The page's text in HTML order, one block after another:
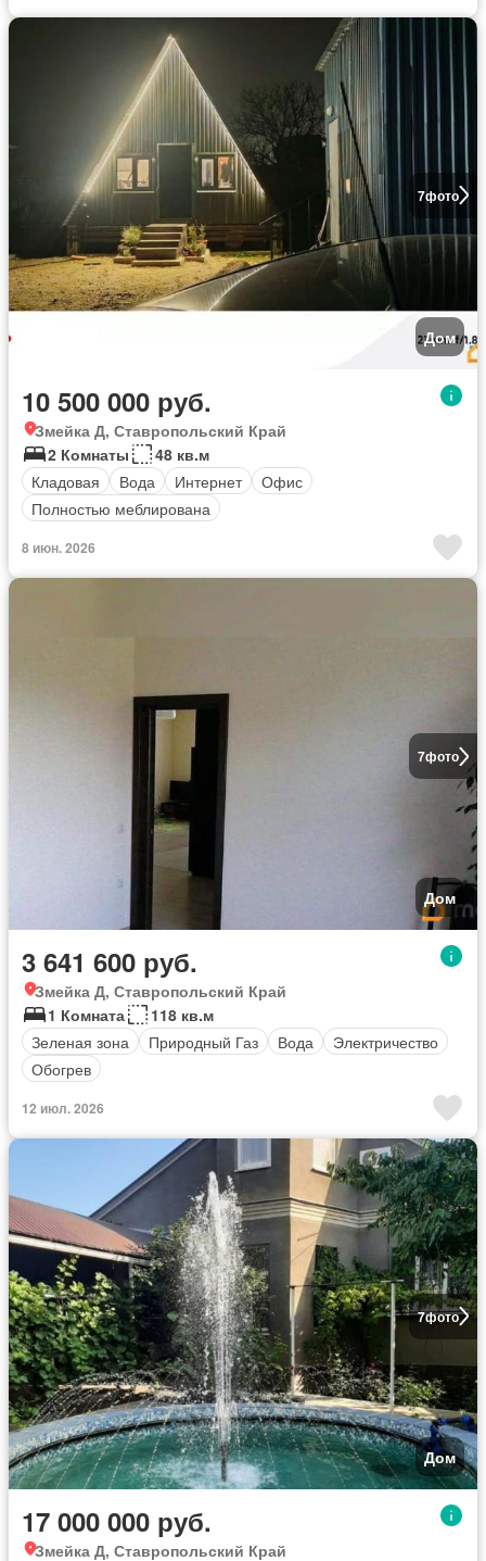
7фото
Дом
10 500 000 руб.
Змейка Д, Ставропольский Край
2 Комнаты
48 кв.м
Кладовая
Вода Интернет
Офис
Полностью меблирована
8 июн. 2026
7фото
Дом
3 641 600 руб.
Змейка Д, Ставропольский Край
1 Комната
118 кв.м
Зеленая зона
Природный Газ Вода
Электричество
Обогрев
12 июл. 2026
7фото
Дом
17 000 000 руб.
Змейка Д, Ставропольский Край